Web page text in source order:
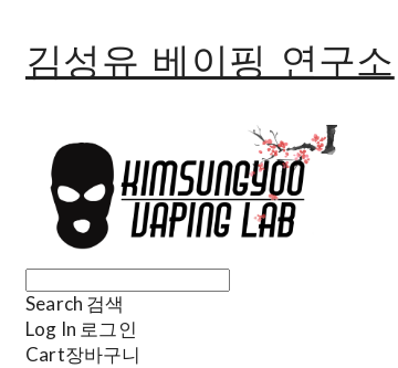
김성유 베이핑 연구소
Search 검색
Log In 로그인
Cart장바구니